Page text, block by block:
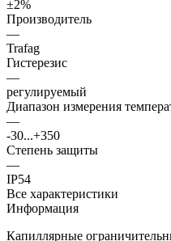
±2%
Производитель
—
Trafag
Гистерезис
—
регулируемый
Диапазон измерения
—
-30...+350
Степень защиты
—
IP54
Все характеристики
Информация
Капиллярные